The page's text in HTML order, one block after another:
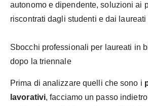
autonomo e dipendente, soluzioni ai
riscontrati dagli studenti e dai
Sbocchi professionali per laureati in
dopo la triennale
Prima di analizzare quelli che sono i
lavorativi, facciamo un passo